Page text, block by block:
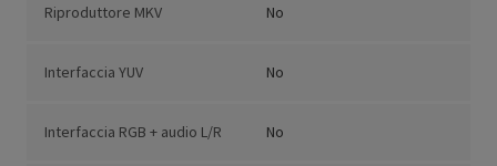
Riproduttore MKV No
Interfaccia YUV No
Interfaccia RGB + audio L/R No